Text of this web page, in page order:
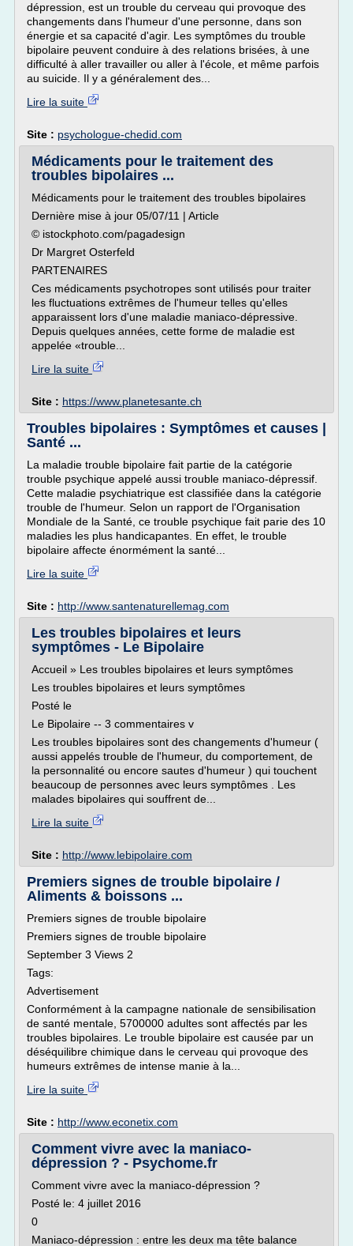
dépression, est un trouble du cerveau qui provoque des
changements dans l'humeur d'une personne, dans son
énergie et sa capacité d'agir. Les symptômes du trouble
bipolaire peuvent conduire à des relations brisées, à une
difficulté à aller travailler ou aller à l'école, et même parfois
au suicide. Il y a généralement des...
Lire la suite
Site : psychologue-chedid.com
Médicaments pour le traitement des
troubles bipolaires ...
Médicaments pour le traitement des troubles bipolaires
Dernière mise à jour 05/07/11 | Article
© istockphoto.com/pagadesign
Dr Margret Osterfeld
PARTENAIRES
Ces médicaments psychotropes sont utilisés pour traiter
les fluctuations extrêmes de l'humeur telles qu'elles
apparaissent lors d'une maladie maniaco-dépressive.
Depuis quelques années, cette forme de maladie est
appelée «trouble...
Lire la suite
Site : https://www.planetesante.ch
Troubles bipolaires : Symptômes et causes |
Santé ...
La maladie trouble bipolaire fait partie de la catégorie
trouble psychique appelé aussi trouble maniaco-dépressif.
Cette maladie psychiatrique est classifiée dans la catégorie
trouble de l'humeur. Selon un rapport de l'Organisation
Mondiale de la Santé, ce trouble psychique fait parie des 10
maladies les plus handicapantes. En effet, le trouble
bipolaire affecte énormément la santé...
Lire la suite
Site : http://www.santenaturellemag.com
Les troubles bipolaires et leurs
symptômes - Le Bipolaire
Accueil » Les troubles bipolaires et leurs symptômes
Les troubles bipolaires et leurs symptômes
Posté le
Le Bipolaire -- 3 commentaires v
Les troubles bipolaires sont des changements d'humeur (
aussi appelés trouble de l'humeur, du comportement, de
la personnalité ou encore sautes d'humeur ) qui touchent
beaucoup de personnes avec leurs symptômes . Les
malades bipolaires qui souffrent de...
Lire la suite
Site : http://www.lebipolaire.com
Premiers signes de trouble bipolaire /
Aliments & boissons ...
Premiers signes de trouble bipolaire
Premiers signes de trouble bipolaire
September 3 Views 2
Tags:
Advertisement
Conformément à la campagne nationale de sensibilisation
de santé mentale, 5700000 adultes sont affectés par les
troubles bipolaires. Le trouble bipolaire est causée par un
déséquilibre chimique dans le cerveau qui provoque des
humeurs extrêmes de intense manie à la...
Lire la suite
Site : http://www.econetix.com
Comment vivre avec la maniaco-
dépression ? - Psychome.fr
Comment vivre avec la maniaco-dépression ?
Posté le: 4 juillet 2016
0
Maniaco-dépression : entre les deux ma tête balance